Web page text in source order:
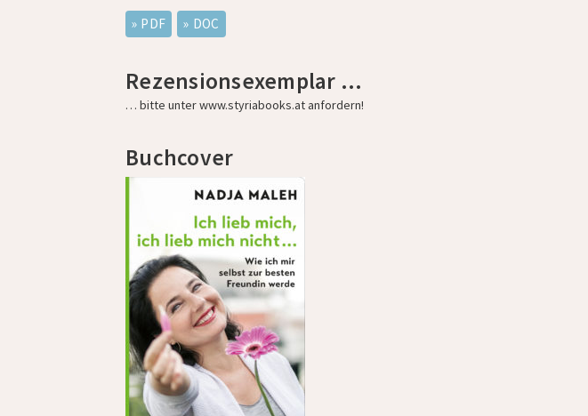
PDF DOC
Rezensionsexemplar …
… bitte unterwww.styriabooks.at anfordern!
Buchcover